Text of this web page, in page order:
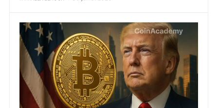
Trump lance la « Golden Age of Crypto » :